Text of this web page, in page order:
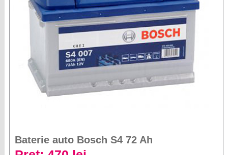
Baterie auto Bosch S4 72 Ah